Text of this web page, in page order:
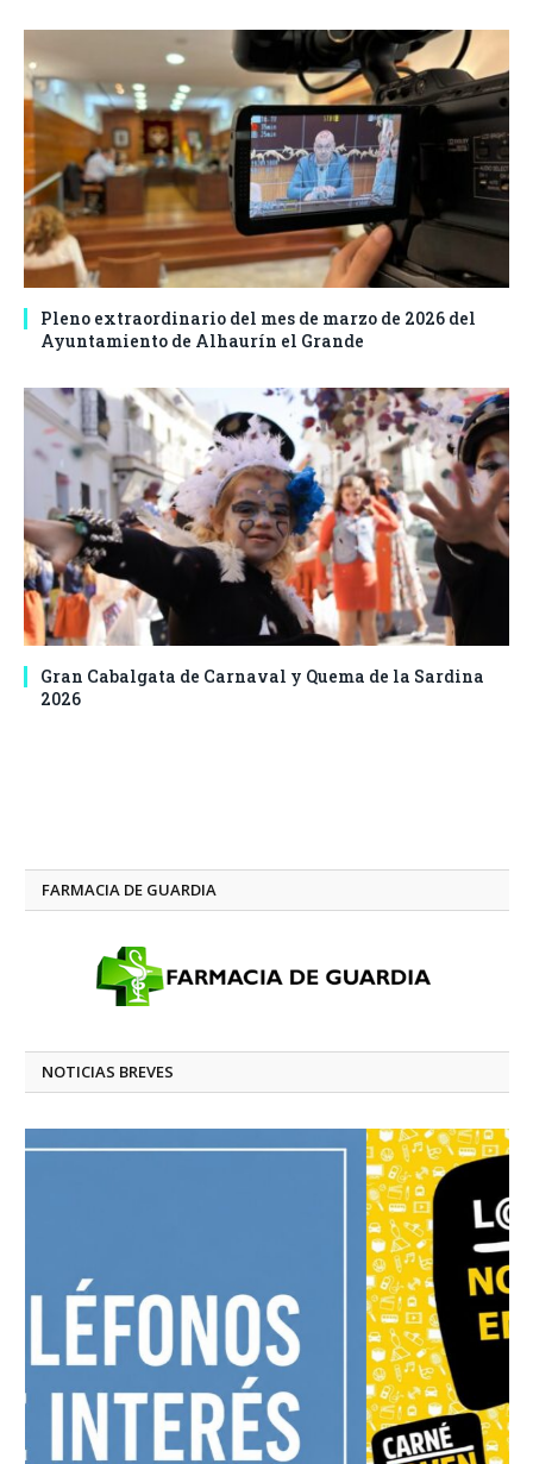
Pleno extraordinario del mes de marzo de 2026 del
Ayuntamiento de Alhaurín el Grande
Gran Cabalgata de Carnaval y Quema de la Sardina
2026
FARMACIA DE GUARDIA
NOTICIAS BREVES